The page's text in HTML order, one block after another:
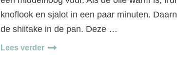
knoflook en sjalot in een paar minuten.
de shiitake in de pan. Deze …
Lees verder